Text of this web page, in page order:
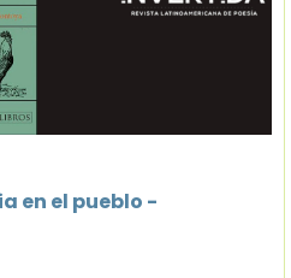
en el pueblo -